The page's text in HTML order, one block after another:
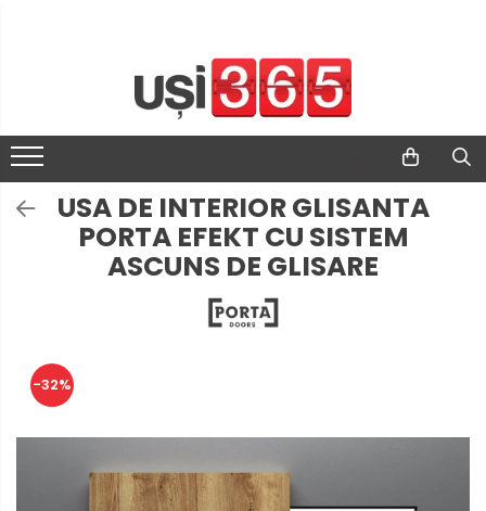
USA DE INTERIOR GLISANTA
PORTA EFEKT CU SISTEM
ASCUNS DE GLISARE
-32%